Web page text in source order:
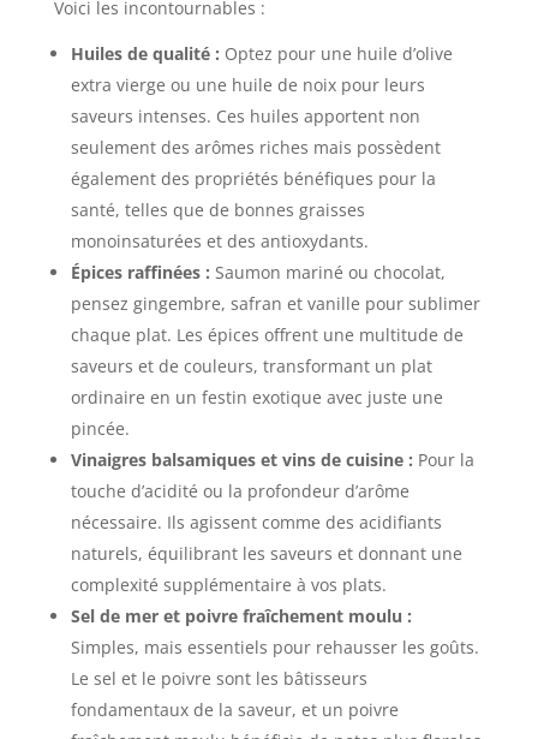
Voici les incontournables :
Huiles de qualité : Optez pour une huile d’olive
extra vierge ou une huile de noix pour leurs
saveurs intenses. Ces huiles apportent non
seulement des arômes riches mais possèdent
également des propriétés bénéfiques pour la
santé, telles que de bonnes graisses
monoinsaturées et des antioxydants.
Épices raffinées : Saumon mariné ou chocolat,
pensez gingembre, safran et vanille pour sublimer
chaque plat. Les épices offrent une multitude de
saveurs et de couleurs, transformant un plat
ordinaire en un festin exotique avec juste une
pincée.
Vinaigres balsamiques et vins de cuisine : Pour la
touche d’acidité ou la profondeur d’arôme
nécessaire. Ils agissent comme des acidifiants
naturels, équilibrant les saveurs et donnant une
complexité supplémentaire à vos plats.
Sel de mer et poivre fraîchement moulu :
Simples, mais essentiels pour rehausser les goûts.
Le sel et le poivre sont les bâtisseurs
fondamentaux de la saveur, et un poivre